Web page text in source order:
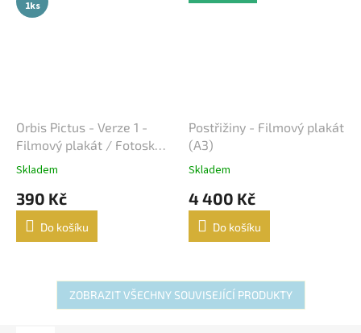
1ks
Orbis Pictus - Verze 1 -
Filmový plakát / Fotoska /
Slepka (cca A4)
Skladem
390 Kč
Do košíku
Postřižiny - Filmový plakát
(A3)
Skladem
4 400 Kč
Do košíku
ZOBRAZIT VŠECHNY SOUVISEJÍCÍ PRODUKTY